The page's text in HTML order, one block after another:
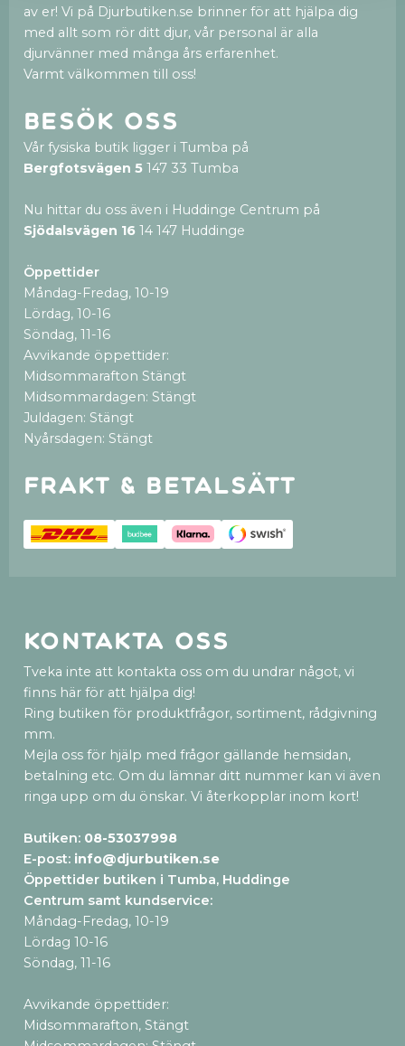
av er! Vi på Djurbutiken.se brinner för att hjälpa dig
med allt som rör ditt djur, vår personal är alla
djurvänner med många års erfarenhet.
Varmt välkommen till oss!
Besök oss
Vår fysiska butik ligger i Tumba på
Bergfotsvägen 5 147 33 Tumba
Nu hittar du oss även i Huddinge Centrum på
Sjödalsvägen 16 14 147 Huddinge
Öppettider
Måndag-Fredag, 10-19
Lördag, 10-16
Söndag, 11-16
Avvikande öppettider:
Midsommarafton Stängt
Midsommardagen: Stängt
Juldagen: Stängt
Nyårsdagen: Stängt
Frakt & betalsätt
Kontakta oss
Tveka inte att kontakta oss om du undrar något, vi
finns här för att hjälpa dig!
Ring butiken för produktfrågor, sortiment, rådgivning
mm.
Mejla oss för hjälp med frågor gällande hemsidan,
betalning etc. Om du lämnar ditt nummer kan vi även
ringa upp om du önskar. Vi återkopplar inom kort!
Butiken: 08-53037998
E-post: info@djurbutiken.se
Öppettider butiken i Tumba, Huddinge
Centrum samt kundservice:
Måndag-Fredag, 10-19
Lördag 10-16
Söndag, 11-16
Avvikande öppettider:
Midsommarafton, Stängt